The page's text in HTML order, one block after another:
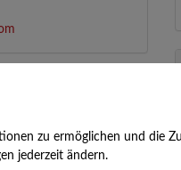
zu ermöglichen und die
jederzeit ändern.